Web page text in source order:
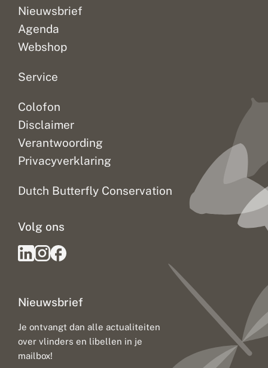
Nieuwsbrief
Agenda
Webshop
Service
Colofon
Disclaimer
Verantwoording
Privacyverklaring
Dutch Butterfly Conservation
Nieuwsbrief
Je ontvangt dan alle actualiteiten
over vlinders en libellen in je
mailbox!
Volg ons